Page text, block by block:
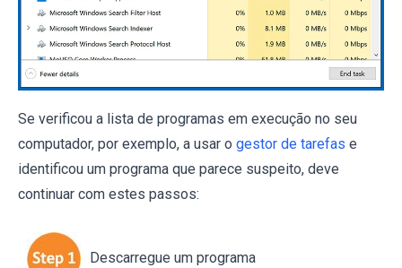
Se verificou a lista de programas em execução no seu
computador, por exemplo, a usar o gestor de tarefas e
identificou um programa que parece suspeito, deve
continuar com estes passos:
Descarregue um programa